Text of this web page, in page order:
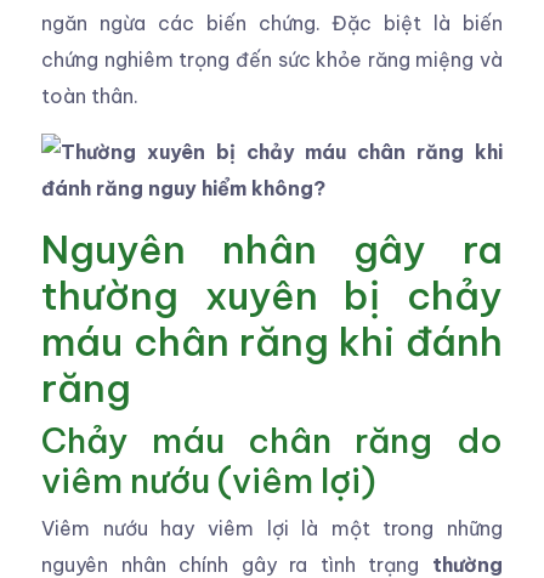
ngăn ngừa các biến chứng. Đặc biệt là biến
chứng nghiêm trọng đến sức khỏe răng miệng và
toàn thân.
Nguyên nhân gây ra
thường xuyên bị chảy
máu chân răng khi đánh
răng
Chảy máu chân răng do
viêm nướu (viêm lợi)
Viêm nướu hay viêm lợi là một trong những
nguyên nhân chính gây ra tình trạng thường